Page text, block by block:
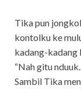
Tika pun
kontolku ke
kadang-kadang
“Nah gitu
Sambil Tika